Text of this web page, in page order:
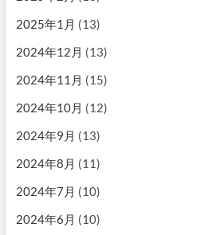
2025年1月 (13)
2024年12月 (13)
2024年11月 (15)
2024年10月 (12)
2024年9月 (13)
2024年8月 (11)
2024年7月 (10)
2024年6月 (10)